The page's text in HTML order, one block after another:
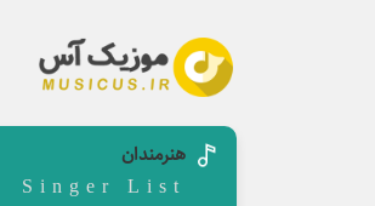
هنرمندان
Singer List